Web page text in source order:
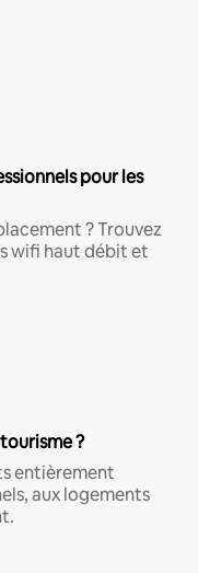
pour les
? Trouvez
wifi haut débit et
?
entièrement
aux logements